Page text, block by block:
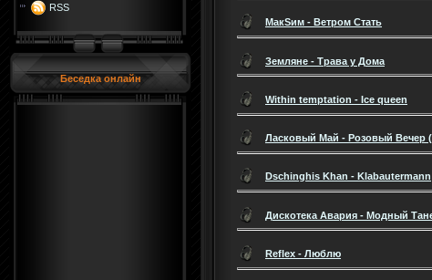
RSS
Беседка онлайн
МакSим - Ветром Стать
Земляне - Трава у Дома
Within temptation - Ice queen
Ласковый Май - Розовый Вечер (
Dschinghis Khan - Klabautermann
Дискотека Авария - Модный
Reflex - Люблю